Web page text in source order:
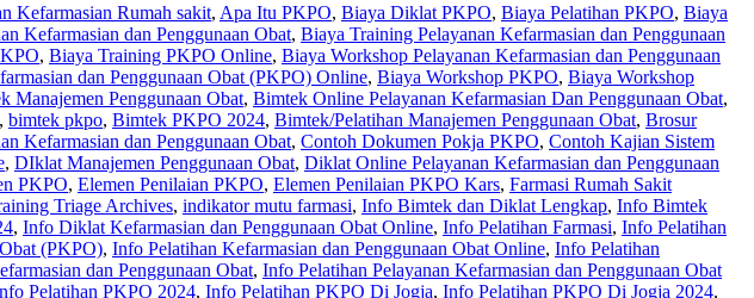
Kefarmasian Rumah sakit, Apa Itu PKPO, Biaya Diklat PKPO, Biaya Pelatihan PKPO, Biaya
Kefarmasian dan Penggunaan Obat, Biaya Training Pelayanan Kefarmasian dan Penggunaan
, Biaya Training PKPO Online, Biaya Workshop Pelayanan Kefarmasian dan Penggunaan
dan Penggunaan Obat (PKPO) Online, Biaya Workshop PKPO, Biaya Workshop
Manajemen Penggunaan Obat, Bimtek Online Pelayanan Kefarmasian Dan Penggunaan Obat,
, bimtek pkpo, Bimtek PKPO 2024, Bimtek/Pelatihan Manajemen Penggunaan Obat, Brosur
Kefarmasian dan Penggunaan Obat, Contoh Dokumen Pokja PKPO, Contoh Kajian Sistem
, DIklat Manajemen Penggunaan Obat, Diklat Online Pelayanan Kefarmasian dan Penggunaan
PKPO, Elemen Penilaian PKPO, Elemen Penilaian PKPO Kars, Farmasi Rumah Sakit
Triage Archives, indikator mutu farmasi, Info Bimtek dan Diklat Lengkap, Info Bimtek
, Info Diklat Kefarmasian dan Penggunaan Obat Online, Info Pelatihan Farmasi, Info Pelatihan
(PKPO), Info Pelatihan Kefarmasian dan Penggunaan Obat Online, Info Pelatihan
dan Penggunaan Obat, Info Pelatihan Pelayanan Kefarmasian dan Penggunaan Obat
Pelatihan PKPO 2024, Info Pelatihan PKPO Di Jogja, Info Pelatihan PKPO Di Jogja 2024,